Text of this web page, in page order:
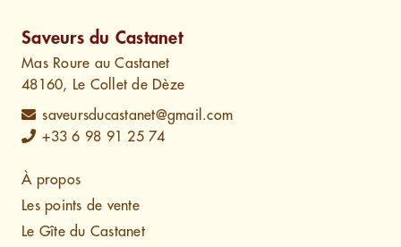
Saveurs du Castanet
Mas Roure au Castanet
48160, Le Collet de Dèze
saveursducastanet@gmail.com
+33 6 98 91 25 74
À propos
Les points de vente
Le Gîte du Castanet